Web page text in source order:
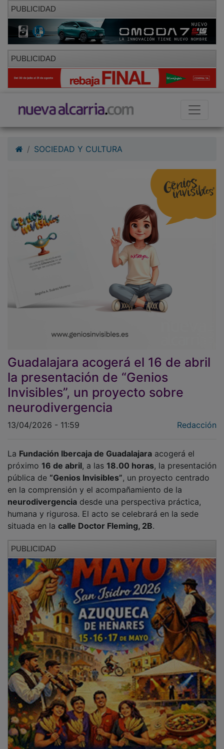
PUBLICIDAD
PUBLICIDAD
Guadalajara acogerá el 16 de abril
la presentación de “Genios
Invisibles”, un proyecto sobre
neurodivergencia
13/04/2026 - 11:59
próximo16 de abril, a las 18.00 horas , la presentación
pública de“Genios Invisibles”, un proyecto centrado
en la comprensión y el acompañamiento de la
neurodivergencia desde una perspectiva práctica,
humana y rigurosa. El acto se celebrará en la sede
situada en lacalle Doctor Fleming, 2B .
En la presentación intervendrán Begoña A. Suárez y
Gerardo Casas, que darán a conocer una propuesta
que une reflexión, metodología y herramientas
digitales para abordar realidades como elTDAH, el
TEA, ladislexia, elTOCo lasaltas capacidades.
PUBLICIDAD
Durante la sesión se presentarán los cuatro pilares de
este proyecto: el universoGenios Invisibles
, el libro
del mismo nombre firmado porBegoña A. Suárez, la
metodologíaiseeyou®y la plataforma digital
weseeyou.es.
PUBLICIDAD